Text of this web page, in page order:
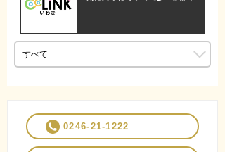
0246-21-1222